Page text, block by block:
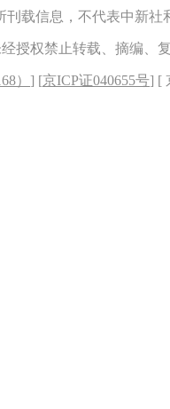
刊载信息，不代表中新
经授权禁止转载、摘编、
） ] [京ICP证040655号] [